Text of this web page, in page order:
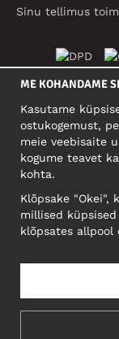
Sinu tellimus
Reg:
ME KOHANDAME
Kasutame
ostukogemust,
meie veebisaite
kogume teavet
kohta.
Klõpsake "Okei",
millised
klõpsates allpool